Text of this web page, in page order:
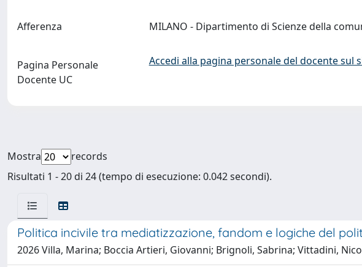
Afferenza MILANO - Dipartimento di Scienze della
Pagina Personale
Docente UC
Accedi alla pagina personale del docente sul
Mostra
records
Risultati 1 - 20 di 24 (tempo di esecuzione: 0.042 secondi).
Politica incivile tra mediatizzazione, fandom e logiche del
2026 Villa, Marina; Boccia Artieri, Giovanni; Brignoli, Sabrina; Vittadini,